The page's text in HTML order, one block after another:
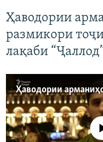
Ҳаводории
размикори
лақаби
Феълан